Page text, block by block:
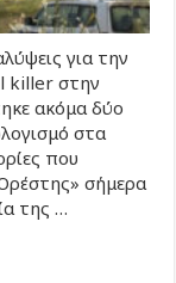
για την
killer στην
ακόμα δύο
στα
που
σήμερα
της …